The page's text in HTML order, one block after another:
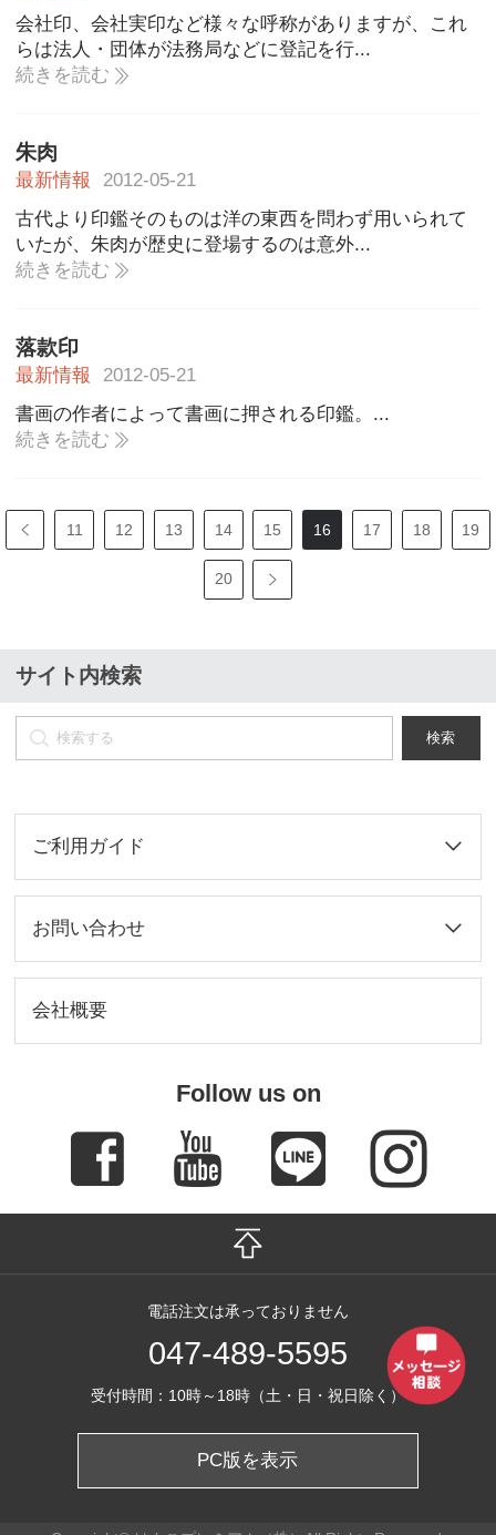
会社印、会社実印など様々な呼称がありますが、これ
らは法人・団体が法務局などに登記を行...
続きを読む
朱肉
最新情報
2012-05-21
古代より印鑑そのものは洋の東西を問わず用いられて
いたが、朱肉が歴史に登場するのは意外...
続きを読む
落款印
最新情報
2012-05-21
書画の作者によって書画に押される印鑑。...
続きを読む
11 12 13 14 15 16 17 18 19
20
サイト内検索
検索
ご利用ガイド
お問い合わせ
会社概要
Follow us on
電話注文は承っておりません
047-489-5595
受付時間：10時～18時（土・日・祝日除く）
PC版を表示